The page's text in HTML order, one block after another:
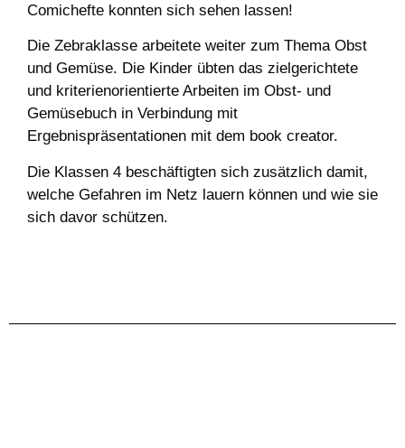
Comichefte konnten sich sehen lassen!
Die Zebraklasse arbeitete weiter zum Thema Obst
und Gemüse. Die Kinder übten das zielgerichtete
und kriterienorientierte Arbeiten im Obst- und
Gemüsebuch in Verbindung mit
Ergebnispräsentationen mit dem book creator.
Die Klassen 4 beschäftigten sich zusätzlich damit,
welche Gefahren im Netz lauern können und wie sie
sich davor schützen.